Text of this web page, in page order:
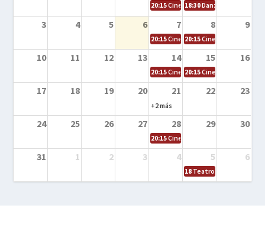
20:15Cine en la calle – Cómo
18:30Danza – Cita en el
3 4 5 6 7 8 9
20:15Cine en la calle – El niño y la
20:15Cine en la calle –
10 11 12 13 14 15 16
20:15Cine en la calle – Tortugas
20:15Cine en la calle –
17 18 19 20 21 22 23
+2 más
24 25 26 27 28 29 30
20:15Cine en el calle – Tintín y el
31 1 2 3 4 5 6
18 Teatro – Tres